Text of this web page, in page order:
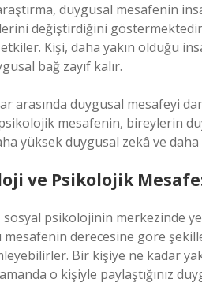
duygusal mesafenin
değiştirdiğini göstermektedir.
Kişi, daha yakın olduğu
bağ zayıf kalır.
arasında duygusal mesafeyi
mesafenin, bireylerin
yüksek duygusal zekâ ve
ve Psikolojik
psikolojinin merkezinde
derecesine göre
Bir kişiye ne kadar
o kişiyle paylaştığınız